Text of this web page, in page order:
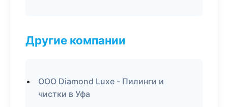
Другие компании
ООО Diamond Luxe - Пилинги и
чистки в Уфа